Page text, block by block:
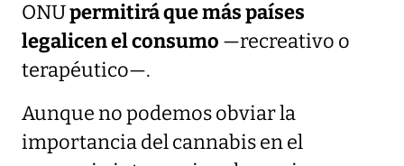
ONUpermitirá que más países
legalicen el consumo —recreativo o
terapéutico—.
Aunque no podemos obviar la
importancia del cannabis en el